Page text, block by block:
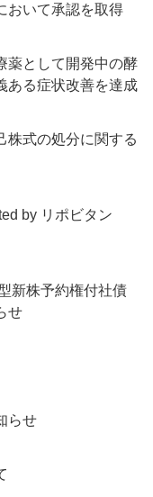
おいて承認を取得
薬として開発中の酵
ある症状改善を達成
株式の処分に関する
by リポビタン
新株予約権付社債
せ
らせ